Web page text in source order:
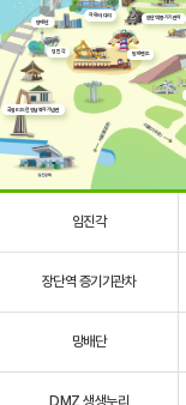
임진각
장단역 증기기관차
자유의 다리
망배단
평화랜드
국립6·25전쟁납북자기념관
임진각
장단역 증기기관차
망배단
DMZ 생생누리